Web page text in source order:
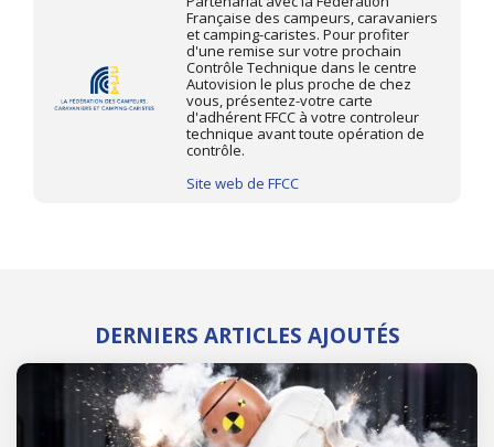
Française des campeurs, caravaniers
et camping-caristes. Pour profiter
d'une remise sur votre prochain
Contrôle Technique dans le centre
Autovision le plus proche de chez
vous, présentez-votre carte
d'adhérent FFCC à votre controleur
technique avant toute opération de
contrôle.
Site web de FFCC
DERNIERS ARTICLES AJOUTÉS